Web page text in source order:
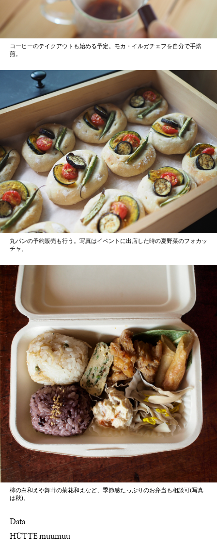
コーヒーのテイクアウトも始める予定。モカ・イルガチェフを自分で手焙
煎。
丸パンの予約販売も行う。写真はイベントに出店した時の夏野菜のフォカッ
チャ。
柿の白和えや舞茸の菊花和えなど、季節感たっぷりのお弁当も相談可(写真
は秋)。
Data
HÜTTE muumuu